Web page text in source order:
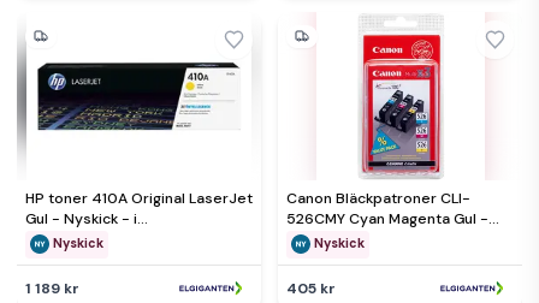
HP toner 410A Original LaserJet
Gul - Nyskick - i
originalförpackning
Nyskick
1 189 kr
Canon Bläckpatroner CLI-
526CMY Cyan Magenta Gul -
Nyskick - i originalförpackning
Nyskick
405 kr